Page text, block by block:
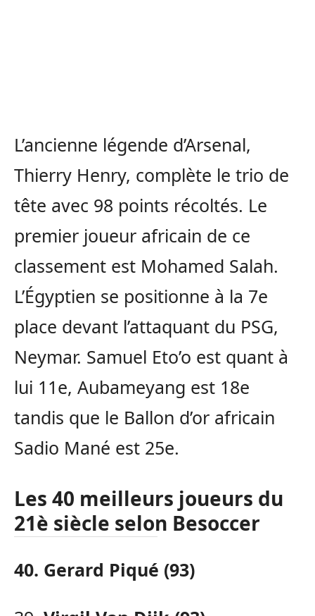
L’ancienne légende d’Arsenal,
Thierry Henry, complète le trio de
tête avec 98 points récoltés. Le
premier joueur africain de ce
classement est Mohamed Salah.
L’Égyptien se positionne à la 7e
place devant l’attaquant du PSG,
Neymar. Samuel Eto’o est quant à
lui 11e, Aubameyang est 18e
tandis que le Ballon d’or africain
Sadio Mané est 25e.
Les 40 meilleurs joueurs du
21è siècle selon Besoccer
40. Gerard Piqué (93)